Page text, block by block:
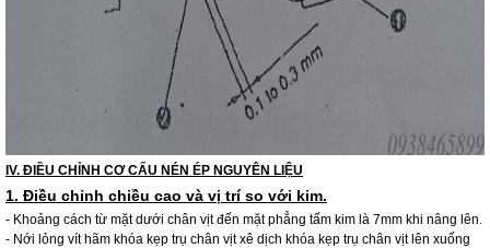
IV. ĐIỀU CHỈNH CƠ CẤU NÉN ÉP NGUYÊN LIỆU
1. Điều chỉnh chiều cao và vị trí so với kim.
- Khoảng cách từ mặt dưới chân vịt đến mặt phẳng tấm kim là 7mm khi nâng lên.
- Nới lỏng vít hãm khóa kẹp trụ chân vịt xê dịch khóa kẹp trụ chân vịt lên xuống